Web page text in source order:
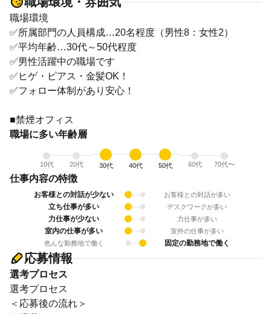
職場環境
✅所属部門の人員構成…20名程度（男性8：女性2）
✅平均年齢…30代～50代程度
✅男性活躍中の職場です
✅ヒゲ・ピアス・金髪OK！
✅フォロー体制があり安心！
■禁煙オフィス
職場に多い年齢層
10代 20代 30代 40代 50代 60代 70代〜
仕事内容の特徴
お客様との対話が少ない お客様との対話が多い
立ち仕事が多い デスクワークが多い
力仕事が少ない 力仕事が多い
室内の仕事が多い
室外の仕事が多い
色んな勤務地で働く
固定の勤務地で働く
応募情報
選考プロセス
選考プロセス
＜応募後の流れ＞